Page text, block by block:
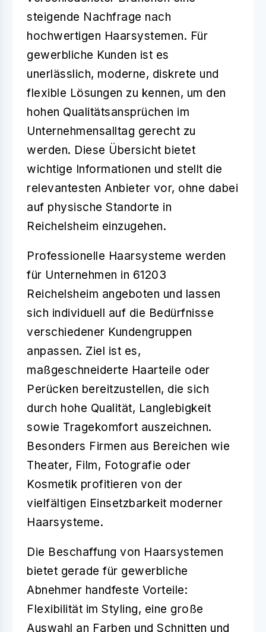
steigende Nachfrage nach
hochwertigen Haarsystemen. Für
gewerbliche Kunden ist es
unerlässlich, moderne, diskrete und
flexible Lösungen zu kennen, um den
hohen Qualitätsansprüchen im
Unternehmensalltag gerecht zu
werden. Diese Übersicht bietet
wichtige Informationen und stellt die
relevantesten Anbieter vor, ohne dabei
auf physische Standorte in
Reichelsheim einzugehen.
Professionelle Haarsysteme werden
für Unternehmen in 61203
Reichelsheim angeboten und lassen
sich individuell auf die Bedürfnisse
verschiedener Kundengruppen
anpassen. Ziel ist es,
maßgeschneiderte Haarteile oder
Perücken bereitzustellen, die sich
durch hohe Qualität, Langlebigkeit
sowie Tragekomfort auszeichnen.
Besonders Firmen aus Bereichen wie
Theater, Film, Fotografie oder
Kosmetik profitieren von der
vielfältigen Einsetzbarkeit moderner
Haarsysteme.
Die Beschaffung von Haarsystemen
bietet gerade für gewerbliche
Abnehmer handfeste Vorteile:
Flexibilität im Styling, eine große
Auswahl an Farben und Schnitten und